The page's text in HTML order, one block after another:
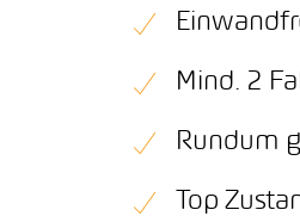
Mind. 2
Rundum
Top